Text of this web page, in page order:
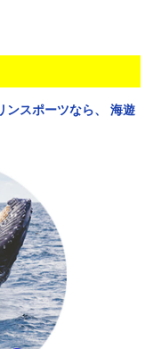
ンスポーツなら、
海遊